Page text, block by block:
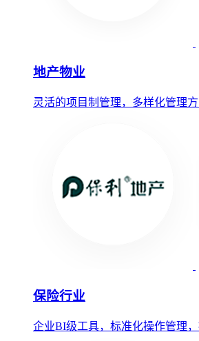
地产物业
灵活的项目制管理，多样化管理
保险行业
企业BI级工具，标准化操作管理